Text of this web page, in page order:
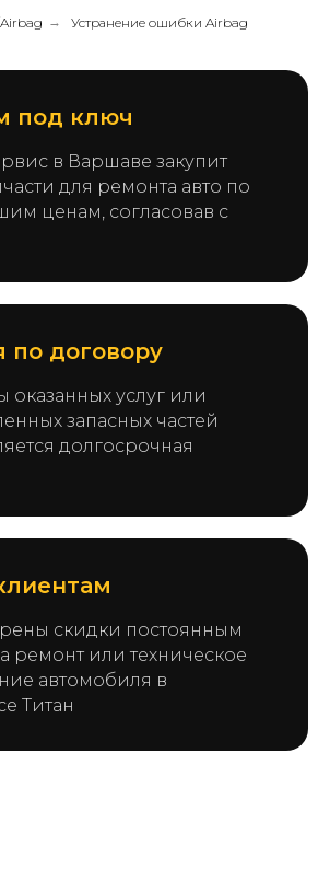
→ Устранение ошибки Airbag
под ключ
в Варшаве закупит
для ремонта авто по
ценам, согласовав с
по договору
оказанных услуг или
запасных частей
долгосрочная
скидки постоянным
ремонт или техническое
автомобиля в
Титан